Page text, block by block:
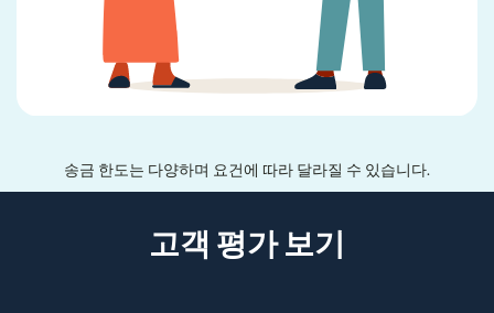
송금 한도는 다양하며 요건에 따라 달라질 수 있습니다.
고객 평가 보기